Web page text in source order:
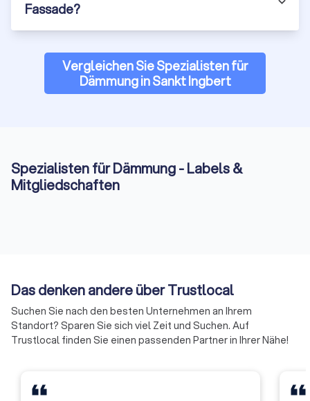
für die Dämmung der obersten Geschossdecke
verwendet werden.
Faktoren ab, einschließlich der Gebäudekonstruktion, des
Standorts, des Budgets und der persönlichen Vorlieben. Bei
Trustlocal können Sie bis zu vier verschiedene Angebote für
Fassade?
Vergleichen Sie Spezialisten für
Dämmung in Sankt Ingbert
Spezialisten für Dämmung - Labels &
Mitgliedschaften
Das denken andere über Trustlocal
Suchen Sie nach den besten Unternehmen an Ihrem
Standort? Sparen Sie sich viel Zeit und Suchen. Auf
Trustlocal finden Sie einen passenden Partner in Ihrer Nähe!